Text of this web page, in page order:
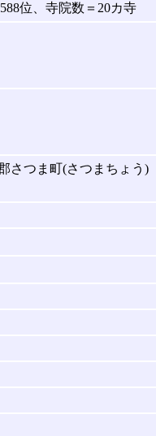
位、寺院数＝20カ寺
さつま町(さつまちょう)